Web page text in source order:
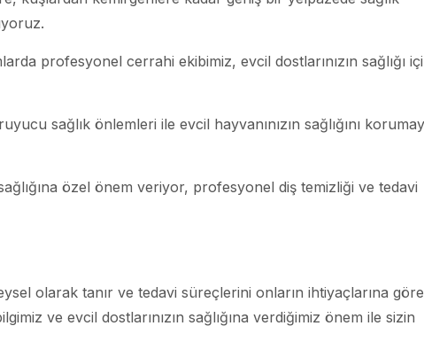
profesyonel cerrahi ekibimiz, evcil dostlarınızın sağlığı
sağlık önlemleri ile evcil hayvanınızın sağlığını
özel önem veriyor, profesyonel diş temizliği ve tedavi
olarak tanır ve tedavi süreçlerini onların ihtiyaçlarına göre
ve evcil dostlarınızın sağlığına verdiğimiz önem ile sizin